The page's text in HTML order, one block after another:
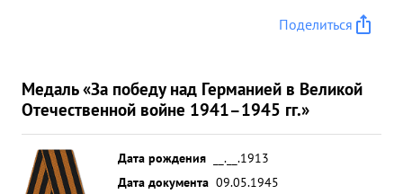
Поделиться
Медаль «За победу над Германией в Великой
Отечественной войне 1941–1945 гг.»
Дата рождения
__.__.1913
Дата документа 09.05.1945